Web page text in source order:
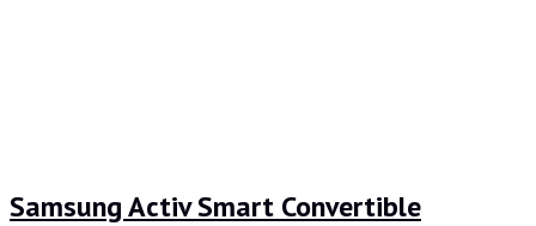
Samsung Activ Smart Convertible